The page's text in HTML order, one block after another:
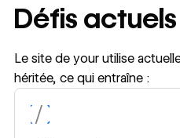
Read
Défis actuels
Le site de your utilise
héritée, ce qui entraîne :